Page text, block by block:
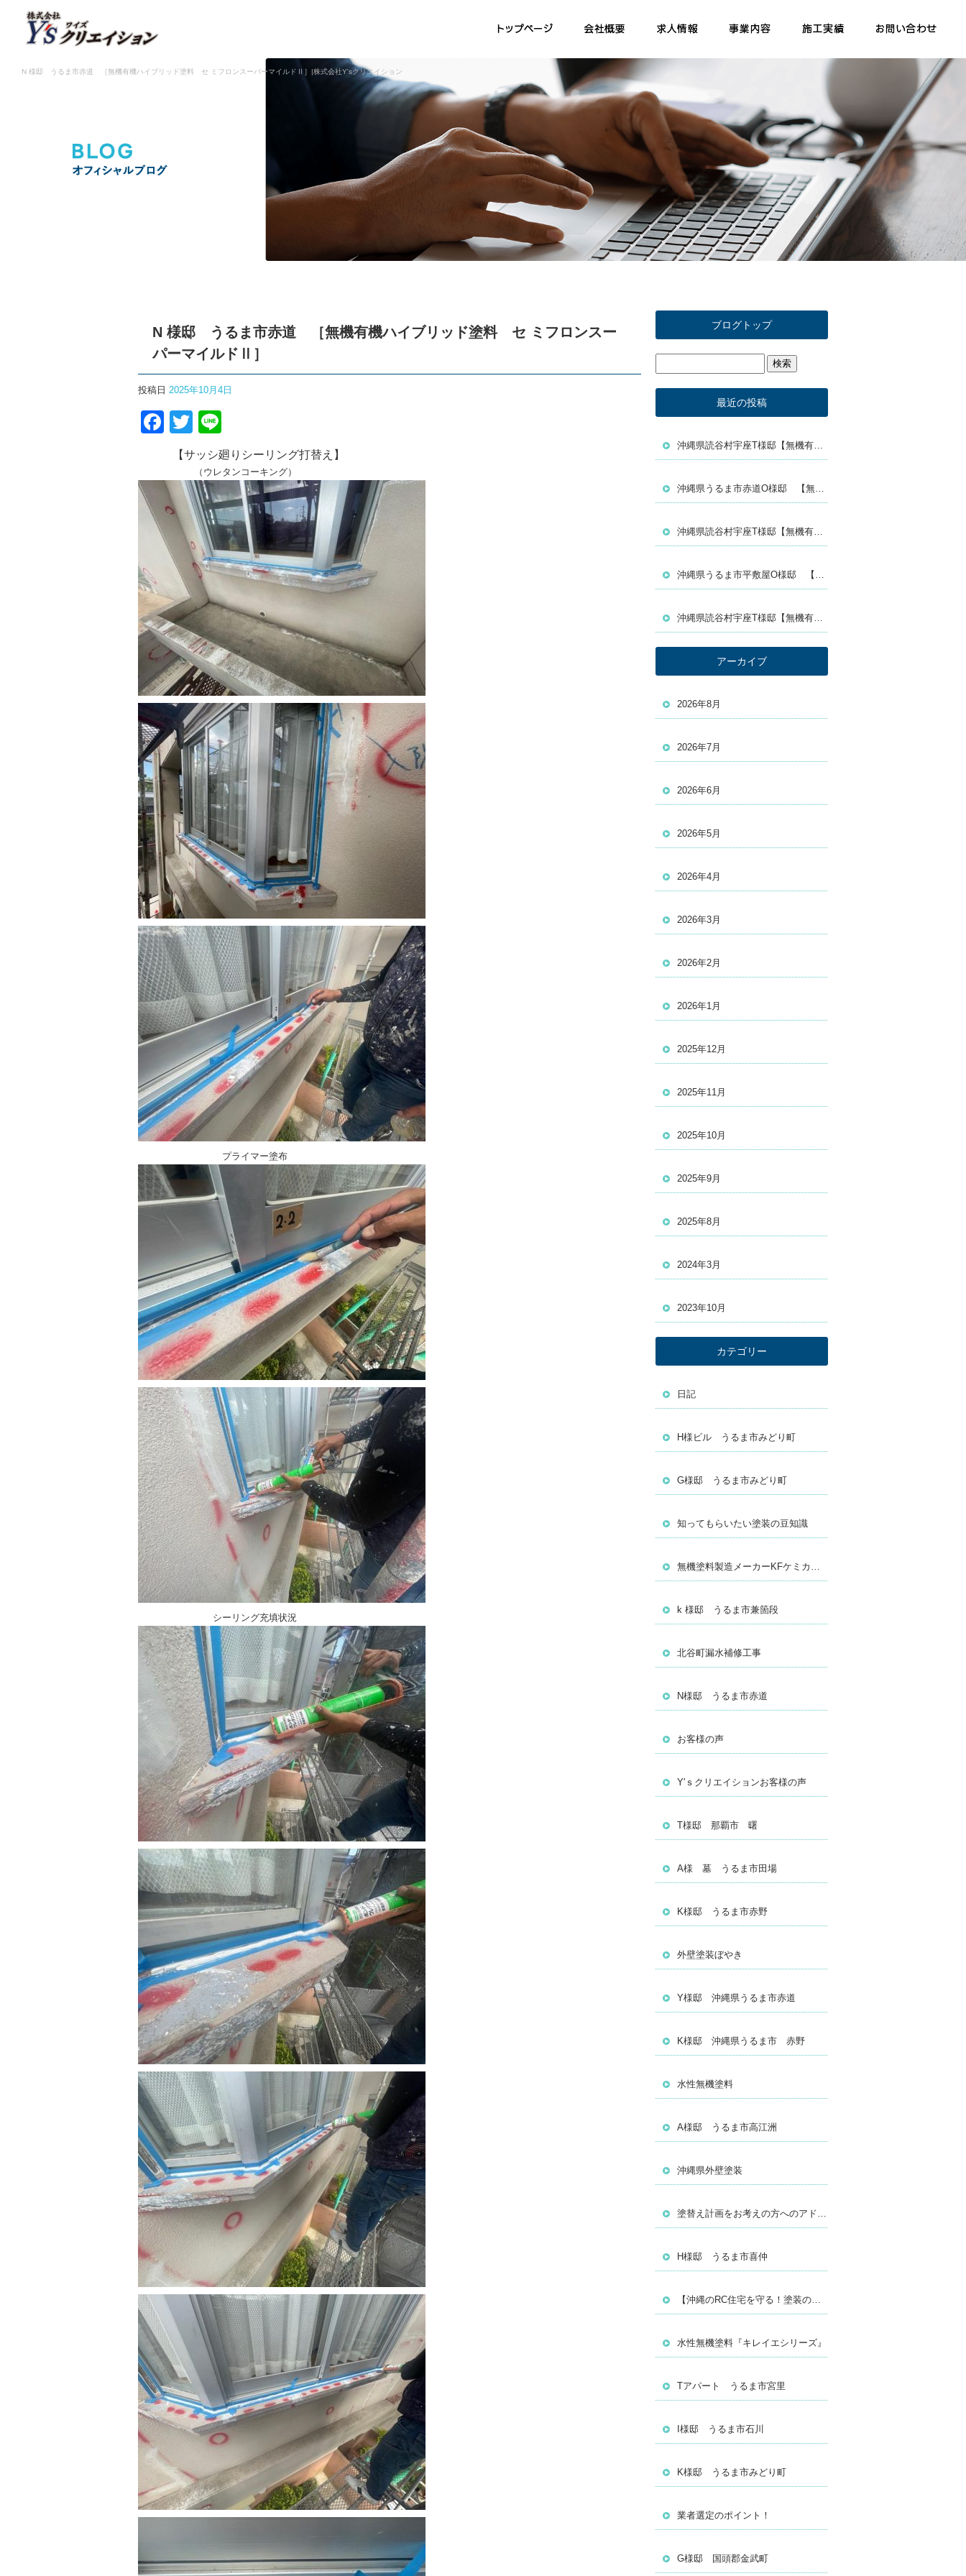
N 様邸 うるま市赤道 ［無機有機ハイブリッド塗料 セ ミフロンスーパーマイルドⅡ］|株式会社Y'sクリエイション
N 様邸 うるま市赤道 ［無機有機ハイブリッド塗料 セ ミフロンスー
パーマイルドⅡ］
投稿日 2025年10月4日
F
e
b
o
o
T
wi
tt
er
n
e
【サッシ廻りシーリング打替え】
（ウレタンコーキング）
プライマー塗布
シーリング充填状況
ブログトップ
最近の投稿
沖縄県読谷村宇座T様邸【無機有機ハイブリッド塗料／セミフロンスーパーマイルドⅡ】
沖縄県うるま市赤道O様邸 【無機有機ハイブリッド塗料セミフロンスーパーマイルドⅡ】
沖縄県読谷村宇座T様邸【無機有機ハイブリッド塗料／セミフロンスーパーマイルドⅡ】
沖縄県うるま市平敷屋O様邸 【無機有機ハイブリッド塗料セミフロンスーパーアクアⅡ】
沖縄県読谷村宇座T様邸【無機有機ハイブリッド塗料／セミフロンスーパーマイルドⅡ】
アーカイブ
2026年8月
2026年7月
2026年6月
2026年5月
2026年4月
2026年3月
2026年2月
2026年1月
2025年12月
2025年11月
2025年10月
2025年9月
2025年8月
2024年3月
2023年10月
カテゴリー
日記
H様ビル うるま市みどり町
G様邸 うるま市みどり町
知ってもらいたい塗装の豆知識
無機塗料製造メーカーKFケミカルの無機塗料『１話～１５話 まとめ』
k 様邸 うるま市兼箇段
北谷町漏水補修工事
N様邸 うるま市赤道
お客様の声
Y'ｓクリエイションお客様の声
T様邸 那覇市 曙
A様 墓 うるま市田場
K様邸 うるま市赤野
外壁塗装ぼやき
Y様邸 沖縄県うるま市赤道
K様邸 沖縄県うるま市 赤野
水性無機塗料
A様邸 うるま市高江洲
沖縄県外壁塗装
塗替え計画をお考えの方へのアドバイス
H様邸 うるま市喜仲
【沖縄のRC住宅を守る！塗装の真実】
水性無機塗料『キレイエシリーズ』
Tアパート うるま市宮里
I様邸 うるま市石川
K様邸 うるま市みどり町
業者選定のポイント！
G様邸 国頭郡金武町